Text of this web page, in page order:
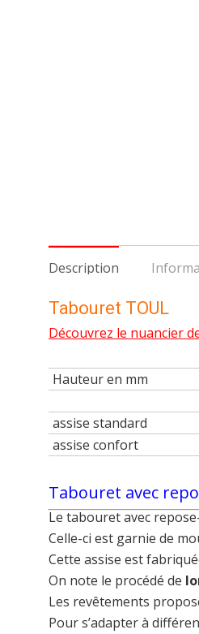
Description
Tabouret TOUL
Découvrez le nuancier
Hauteur en mm
assise standard
assise confort
Tabouret avec
Le tabouret avec
Celle-ci est garnie de
Cette assise est
On note le procédé de
Les revêtements
Pour s’adapter à